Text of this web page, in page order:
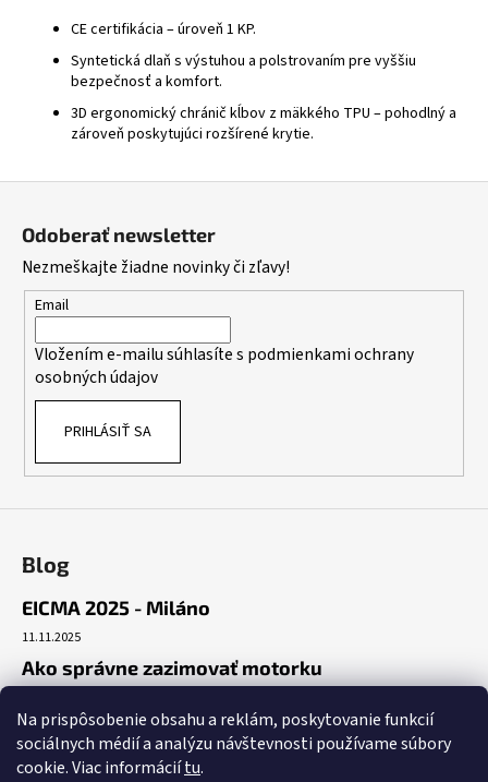
Na prispôsobenie obsahu a reklám, poskytovanie funkcií
sociálnych médií a analýzu návštevnosti používame súbory
cookie. Viac informáciítu.
CE certifikácia – úroveň 1 KP.
Syntetická dlaň s výstuhou a polstrovaním pre vyššiu
bezpečnosť a komfort.
3D ergonomický chránič kĺbov z mäkkého TPU – pohodlný a
zároveň poskytujúci rozšírené krytie.
Odoberať newsletter
Nezmeškajte žiadne novinky či zľavy!
Email
Vložením e-mailu súhlasíte s podmienkami ochrany
osobných údajov
PRIHLÁSIŤ SA
Blog
EICMA 2025 - Miláno
11.11.2025
Ako správne zazimovať motorku
Začiatok cesty
19.10.2025